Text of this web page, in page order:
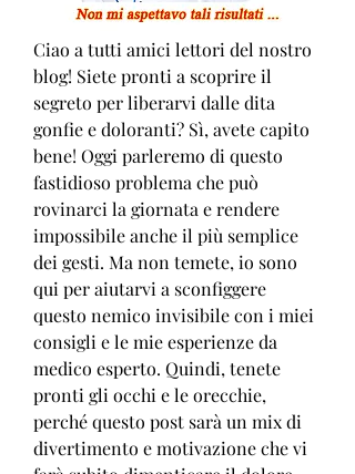
Ciao a tutti amici lettori del nostro
blog! Siete pronti a scoprire il
segreto per liberarvi dalle dita
gonfie e doloranti? Sì, avete capito
bene! Oggi parleremo di questo
fastidioso problema che può
rovinarci la giornata e rendere
impossibile anche il più semplice
dei gesti. Ma non temete, io sono
qui per aiutarvi a sconfiggere
questo nemico invisibile con i miei
consigli e le mie esperienze da
medico esperto. Quindi, tenete
pronti gli occhi e le orecchie,
perché questo post sarà un mix di
divertimento e motivazione che vi